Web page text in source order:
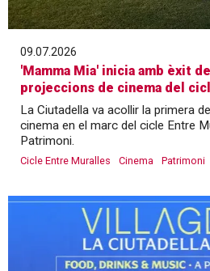
09.07.2026
'Mamma Mia' inicia amb èxit
projeccions de cinema del
La Ciutadella va acollir la primera
cinema en el marc del cicle Entre
Patrimoni.
Cicle Entre Muralles Cinema Patrimoni